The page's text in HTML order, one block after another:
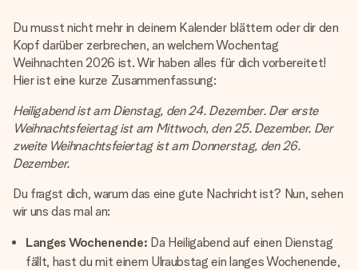
4,8 bei Google Reviews (Gesamtergebnis aller Länder, in
die wir versenden).
+49 39292 929695
Montag - Freitag : 8:30 - 17:00 Uhr
Samstag - Sonntag : 8:30 - 13:00 Uhr
Du musst nicht mehr in deinem Kalender blättern oder dir den
Kopf darüber zerbrechen, an welchem Wochentag
Weihnachten 2026 ist. Wir haben alles für dich vorbereitet!
Hier ist eine kurze Zusammenfassung:
Heiligabend ist am Dienstag, den 24. Dezember. Der erste
Weihnachtsfeiertag ist am Mittwoch, den 25. Dezember. Der
zweite Weihnachtsfeiertag ist am Donnerstag, den 26.
Dezember.
Du fragst dich, warum das eine gute Nachricht ist? Nun, sehen
wir uns das mal an:
Langes Wochenende: Da Heiligabend auf einen Dienstag
fällt, hast du mit einem Ulraubstag ein langes Wochenende,